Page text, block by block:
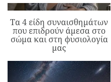
Τα 4 είδη συναισθημάτων
που επιδρούν άμεσα στο
σώμα και στη φυσιολογία
μας